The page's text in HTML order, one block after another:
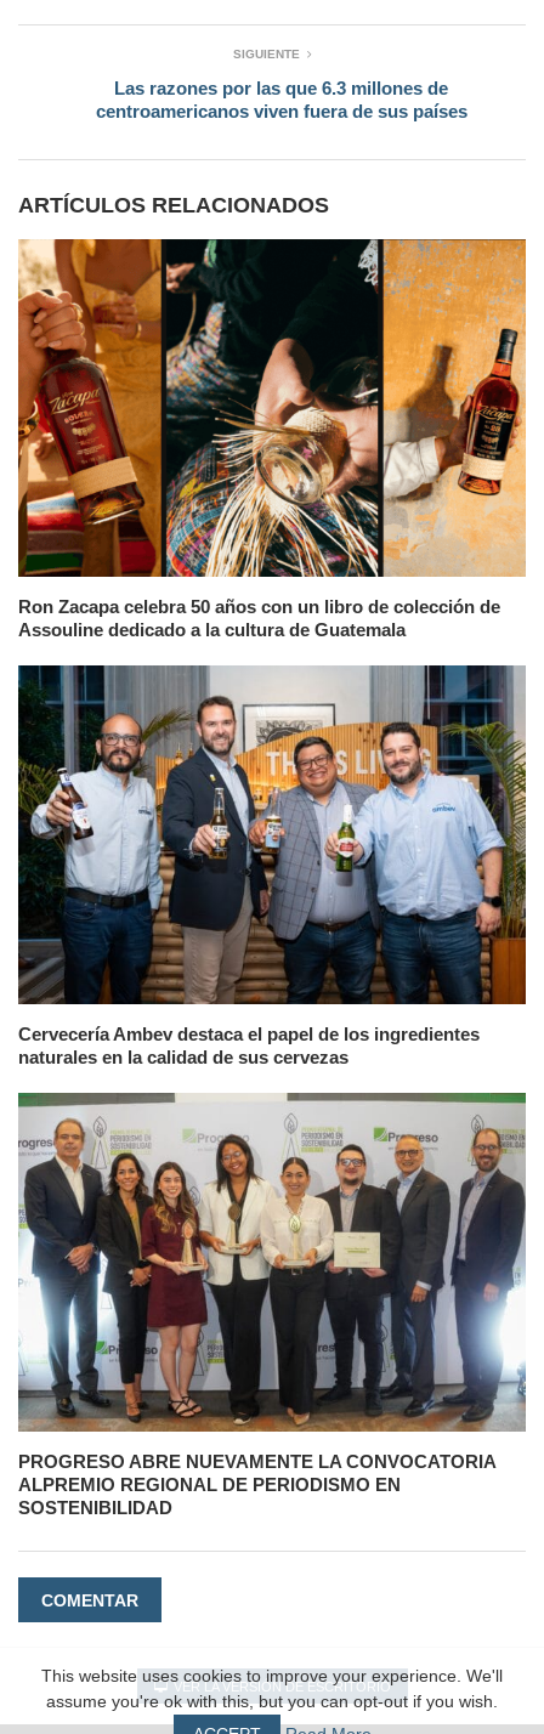
SIGUIENTE
Las razones por las que 6.3 millones de
centroamericanos viven fuera de sus países
ARTÍCULOS RELACIONADOS
Ron Zacapa celebra 50 años con un libro de colección de
Assouline dedicado a la cultura de Guatemala
Cervecería Ambev destaca el papel de los ingredientes
naturales en la calidad de sus cervezas
PROGRESO ABRE NUEVAMENTE LA CONVOCATORIA
ALPREMIO REGIONAL DE PERIODISMO EN
SOSTENIBILIDAD
COMENTAR
VER LA VERSIÓN DE ESCRITORIO
This website uses cookies to improve your experience. We'll
assume you're ok with this, but you can opt-out if you wish.